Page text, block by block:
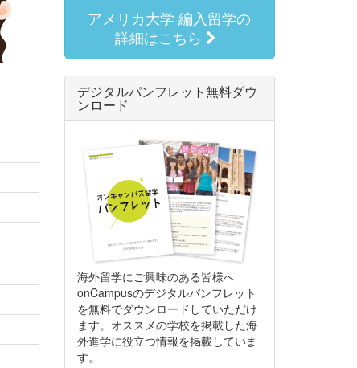
アメリカ大学 編入留学の
詳細はこちら
デジタルパンフレット無料ダウ
ンロード
海外留学にご興味のある皆様へ
onCampusのデジタルパンフレット
を無料でダウンロードしていただけ
ます。オススメの学校を掲載した海
外進学に役立つ情報を掲載していま
す。